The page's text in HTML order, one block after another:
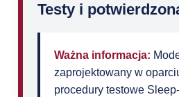
Testy i
Ważna informacja:
zaprojektowany w
procedury testowe